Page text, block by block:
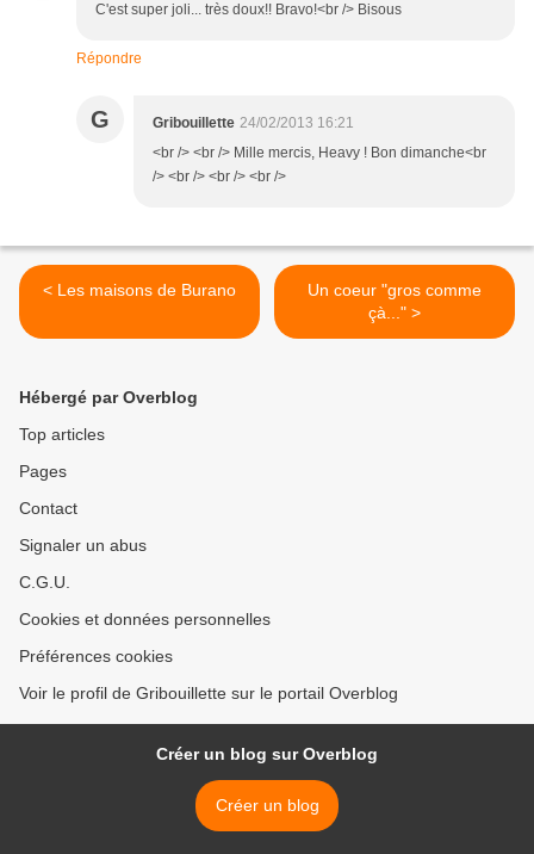
C'est super joli... très doux!! Bravo!<br /> Bisous
Répondre
G Gribouillette 24/02/2013 16:21
<br /> <br /> Mille mercis, Heavy ! Bon dimanche<br
/> <br /> <br /> <br />
< Les maisons de Burano
Un coeur "gros comme
çà..." >
Hébergé par Overblog
Top articles
Pages
Contact
Signaler un abus
C.G.U.
Cookies et données personnelles
Préférences cookies
Voir le profil de Gribouillette sur le portail Overblog
Créer un blog sur Overblog
Créer un blog